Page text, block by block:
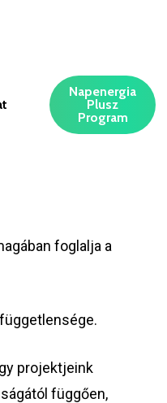
Napenergia
Plusz
Program
foglalja a
projektjeink
függően,